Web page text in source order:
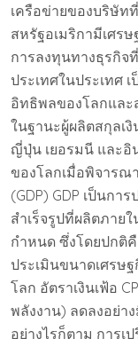
เครือข่ายของบริษัท
สหรัฐอเมริกามีเศร
การลงทุนทางธุรกิจ
ประเทศในประเทศ
อิทธิพลของโลกและ
ในฐานะผู้ผลิตสกุลเ
ญี่ปุ่น เยอรมนี และอิ
ของโลกเมื่อพิจาร
(GDP) GDP เป็นก
สำเร็จรูปที่ผลิตภาย
กำหนด ซึ่งโดยปกติ
ประเมินขนาดเศรษ
โลก อัตราเงินเฟ้อ
พลังงาน) ลดลงอย่า
อย่างไรก็ตาม การเ